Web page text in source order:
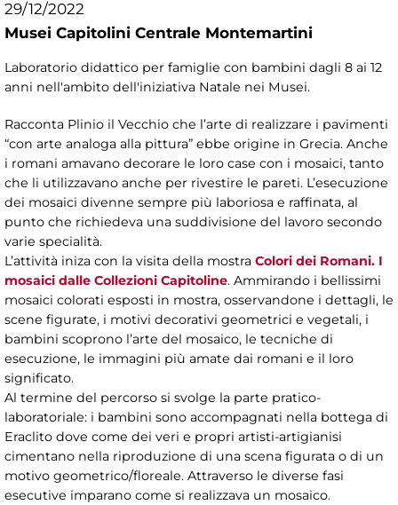
29/12/2022
Musei Capitolini Centrale Montemartini
Laboratorio didattico per famiglie con bambini dagli 8 ai 12
anni nell'ambito dell'iniziativa Natale nei Musei.
Racconta Plinio il Vecchio che l’arte di realizzare i pavimenti
“con arte analoga alla pittura” ebbe origine in Grecia. Anche
i romani amavano decorare le loro case con i mosaici, tanto
che li utilizzavano anche per rivestire le pareti. L’esecuzione
dei mosaici divenne sempre più laboriosa e raffinata, al
punto che richiedeva una suddivisione del lavoro secondo
varie specialità.
L’attività iniza con la visita della mostra Colori dei Romani. I
mosaici dalle Collezioni Capitoline. Ammirando i bellissimi
mosaici colorati esposti in mostra, osservandone i dettagli, le
scene figurate, i motivi decorativi geometrici e vegetali, i
bambini scoprono l’arte del mosaico, le tecniche di
esecuzione, le immagini più amate dai romani e il loro
significato.
Al termine del percorso si svolge la parte pratico-
laboratoriale: i bambini sono accompagnati nella bottega di
Eraclito dove come dei veri e propri artisti-artigianisi
cimentano nella riproduzione di una scena figurata o di un
motivo geometrico/floreale. Attraverso le diverse fasi
esecutive imparano come si realizzava un mosaico.